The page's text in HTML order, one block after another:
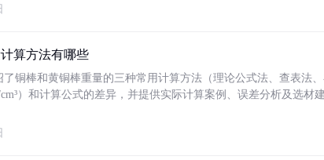
算方法有哪些
了铜棒和黄铜棒重量的三种常用计算方法（理论公式法、查表法
）和计算公式的差异，并提供实际计算案例、误差分析及选材